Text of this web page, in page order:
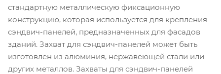
стандартную металлическую фиксационную
конструкцию, которая используется для крепления
сэндвич-панелей, предназначенных для фасадов
зданий. Захват для сэндвич-панелей может быть
изготовлен из алюминия, нержавеющей стали или
других металлов. Захваты для сэндвич-панелей